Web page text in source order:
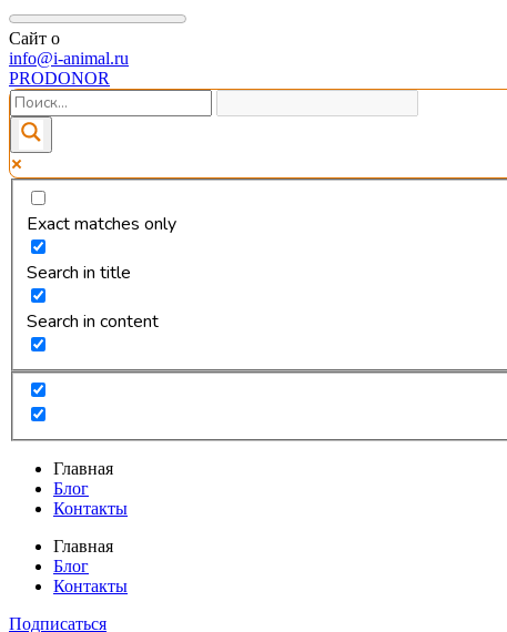
Сайт о
info@i-animal.ru
PRODONOR
Exact matches only
Search in title
Search in content
Главная
Блог
Контакты
Главная
Блог
Контакты
Подписаться